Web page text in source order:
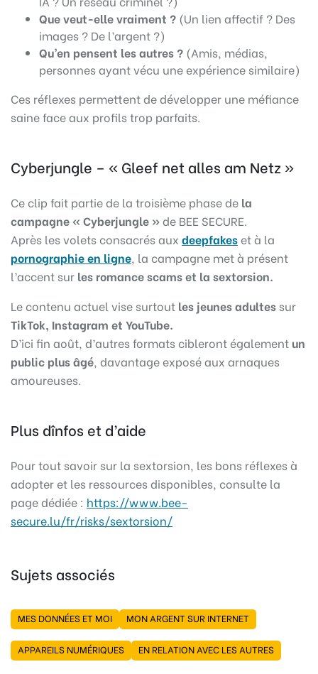
Que veut-elle vraiment ? (Un lien affectif ? Des
images ? De l’argent ?)
Qu’en pensent les autres ? (Amis, médias,
personnes ayant vécu une expérience similaire)
Ces réflexes permettent de développer une méfiance
saine face aux profils trop parfaits.
Cyberjungle – « Gleef net alles am Netz »
Ce clip fait partie de la troisième phase de la
campagne « Cyberjungle »de BEE SECURE.
Après les volets consacrés aux deepfakes et à la
pornographie en ligne, la campagne met à présent
l’accent sur les romance scams et la sextorsion.
Le contenu actuel vise surtout les jeunes adultes sur
TikTok, Instagram et YouTube.
D’ici fin août, d’autres formats cibleront également un
public plus âgé, davantage exposé aux arnaques
amoureuses.
Plus dînfos et d’aide
Pour tout savoir sur la sextorsion, les bons réflexes à
adopter et les ressources disponibles, consulte la
page dédiée : https://www.bee-
secure.lu/fr/risks/sextorsion/
Sujets associés
MES DONNÉES ET MOI MON ARGENT SUR INTERNET
APPAREILS NUMÉRIQUES EN RELATION AVEC LES AUTRES